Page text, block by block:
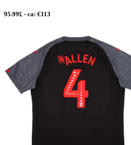
95.99£ - ca: €113